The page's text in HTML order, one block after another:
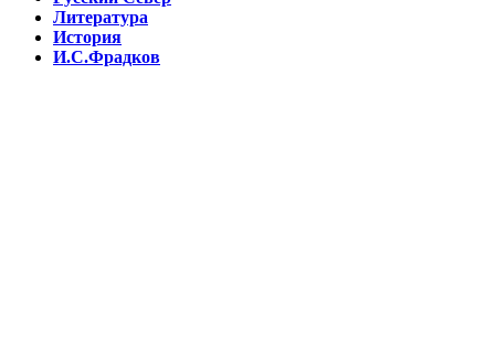
Литература
История
И.С.Фрадков